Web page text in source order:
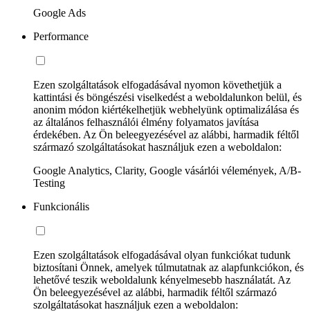
Google Ads
Performance
Ezen szolgáltatások elfogadásával nyomon követhetjük a
kattintási és böngészési viselkedést a weboldalunkon belül, és
anonim módon kiértékelhetjük webhelyünk optimalizálása és
az általános felhasználói élmény folyamatos javítása
érdekében. Az Ön beleegyezésével az alábbi, harmadik féltől
származó szolgáltatásokat használjuk ezen a weboldalon:
Google Analytics, Clarity, Google vásárlói vélemények, A/B-
Testing
Funkcionális
Ezen szolgáltatások elfogadásával olyan funkciókat tudunk
biztosítani Önnek, amelyek túlmutatnak az alapfunkciókon, és
lehetővé teszik weboldalunk kényelmesebb használatát. Az
Ön beleegyezésével az alábbi, harmadik féltől származó
szolgáltatásokat használjuk ezen a weboldalon: